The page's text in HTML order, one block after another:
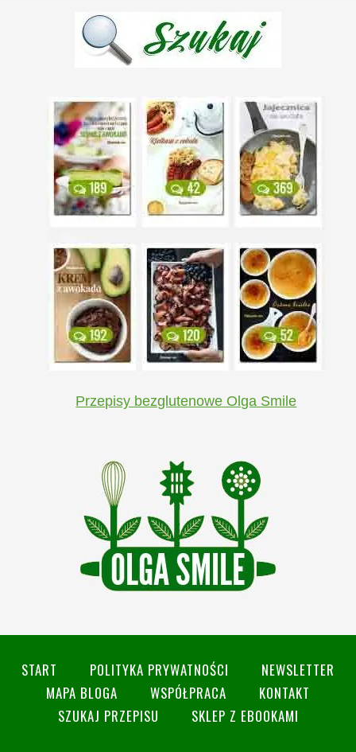
Przepisy bezglutenowe Olga Smile
START POLITYKA PRYWATNOŚCI
NEWSLETTER
MAPA BLOGA
WSPÓŁPRACA
KONTAKT
SZUKAJ PRZEPISU
SKLEP Z EBOOKAMI